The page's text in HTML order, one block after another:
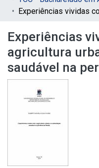
Experiências
agricultura
saudável na